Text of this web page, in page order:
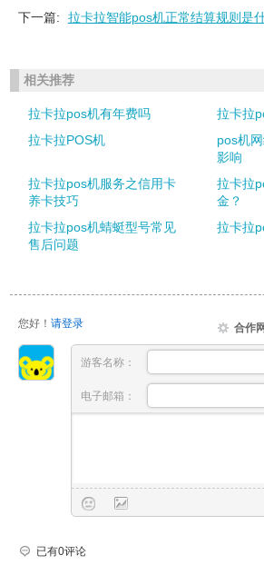
下一篇:
拉卡拉智能pos机正常结算规则是
相关推荐
拉卡拉pos机有年费吗
拉卡拉
拉卡拉POS机
pos机
影响
拉卡拉pos机服务之信用卡
养卡技巧
拉卡拉
金？
拉卡拉pos机蜻蜓型号常见
售后问题
拉卡拉
您好！ 请登录 合作
游客名称：
电子邮箱：
已有0评论